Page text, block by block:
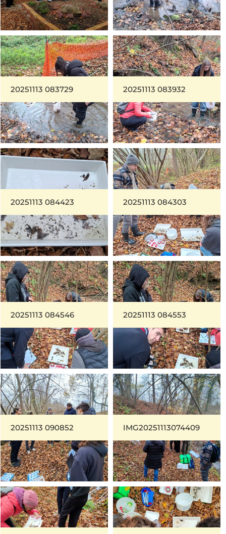
20251113 083729 20251113 083932
20251113 084423 20251113 084303
20251113 084546 20251113 084553
20251113 090852 IMG20251113074409